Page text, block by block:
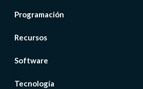
Programación
Recursos
Software
Tecnología